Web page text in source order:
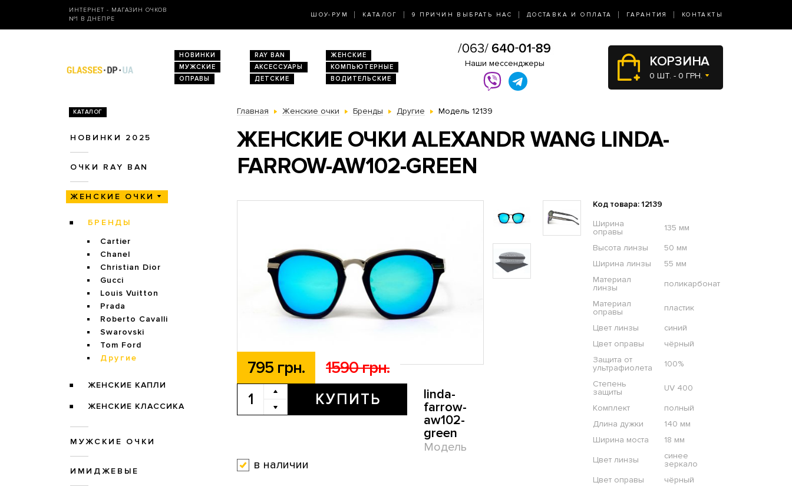
ИНТЕРНЕТ - МАГАЗИН ОЧКОВ
№1 В ДНЕПРЕ
ШОУ-РУМ КАТАЛОГ 9 ПРИЧИН ВЫБРАТЬ НАС ДОСТАВКА И ОПЛАТА ГАРАНТИЯ КОНТАКТЫ
НОВИНКИ RAY BAN
ЖЕНСКИЕ
МУЖСКИЕ
АКСЕССУАРЫ
КОМПЬЮТЕРНЫЕ
ОПРАВЫ
ДЕТСКИЕ ВОДИТЕЛЬСКИЕ
Наши мессенджеры КОРЗИНА
0 ШТ. - 0 ГРН.
КАТАЛОГ
НОВИНКИ 2025
ОЧКИ RAY BAN
ЖЕНСКИЕ ОЧКИ
БРЕНДЫ
Cartier
Chanel
Christian Dior
Gucci
Louis Vuitton
Prada
Roberto Cavalli
Swarovski
Tom Ford
Другие
ЖЕНСКИЕ КАПЛИ
ЖЕНСКИЕ КЛАССИКА
МУЖСКИЕ ОЧКИ
ИМИДЖЕВЫЕ
Главная Женские очки Бренды Другие Модель 12139
ЖЕНСКИЕ ОЧКИ ALEXANDR WANG LINDA-
FARROW-AW102-GREEN
795 грн. 1590 грн.
КУПИТЬ
linda-
farrow-
aw102-
green
Модель
в наличии
Код товара: 12139
Ширина
оправы
135 мм
Высота линзы
50 мм
Ширина линзы
55 мм
Материал
линзы
поликарбонат
Материал
оправы
пластик
Цвет линзы
синий
Цвет оправы
чёрный
Защита от
ультрафиолета
100%
Степень
защиты
UV 400
Комплект
полный
Длина дужки
140 мм
Ширина моста
18 мм
Цвет линзы
синее
зеркало
Цвет оправы
чёрный